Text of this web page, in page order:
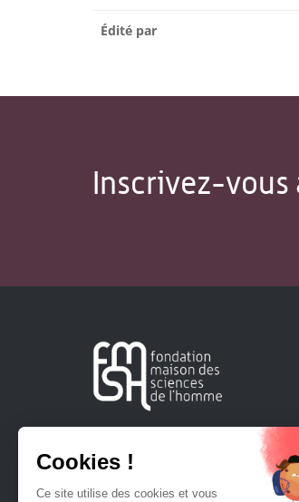
Édité par
Inscrivez-
Créée en 1963, la Fondation Maison
soutient la recherche et la diffusion
sciences humaines et sociales.